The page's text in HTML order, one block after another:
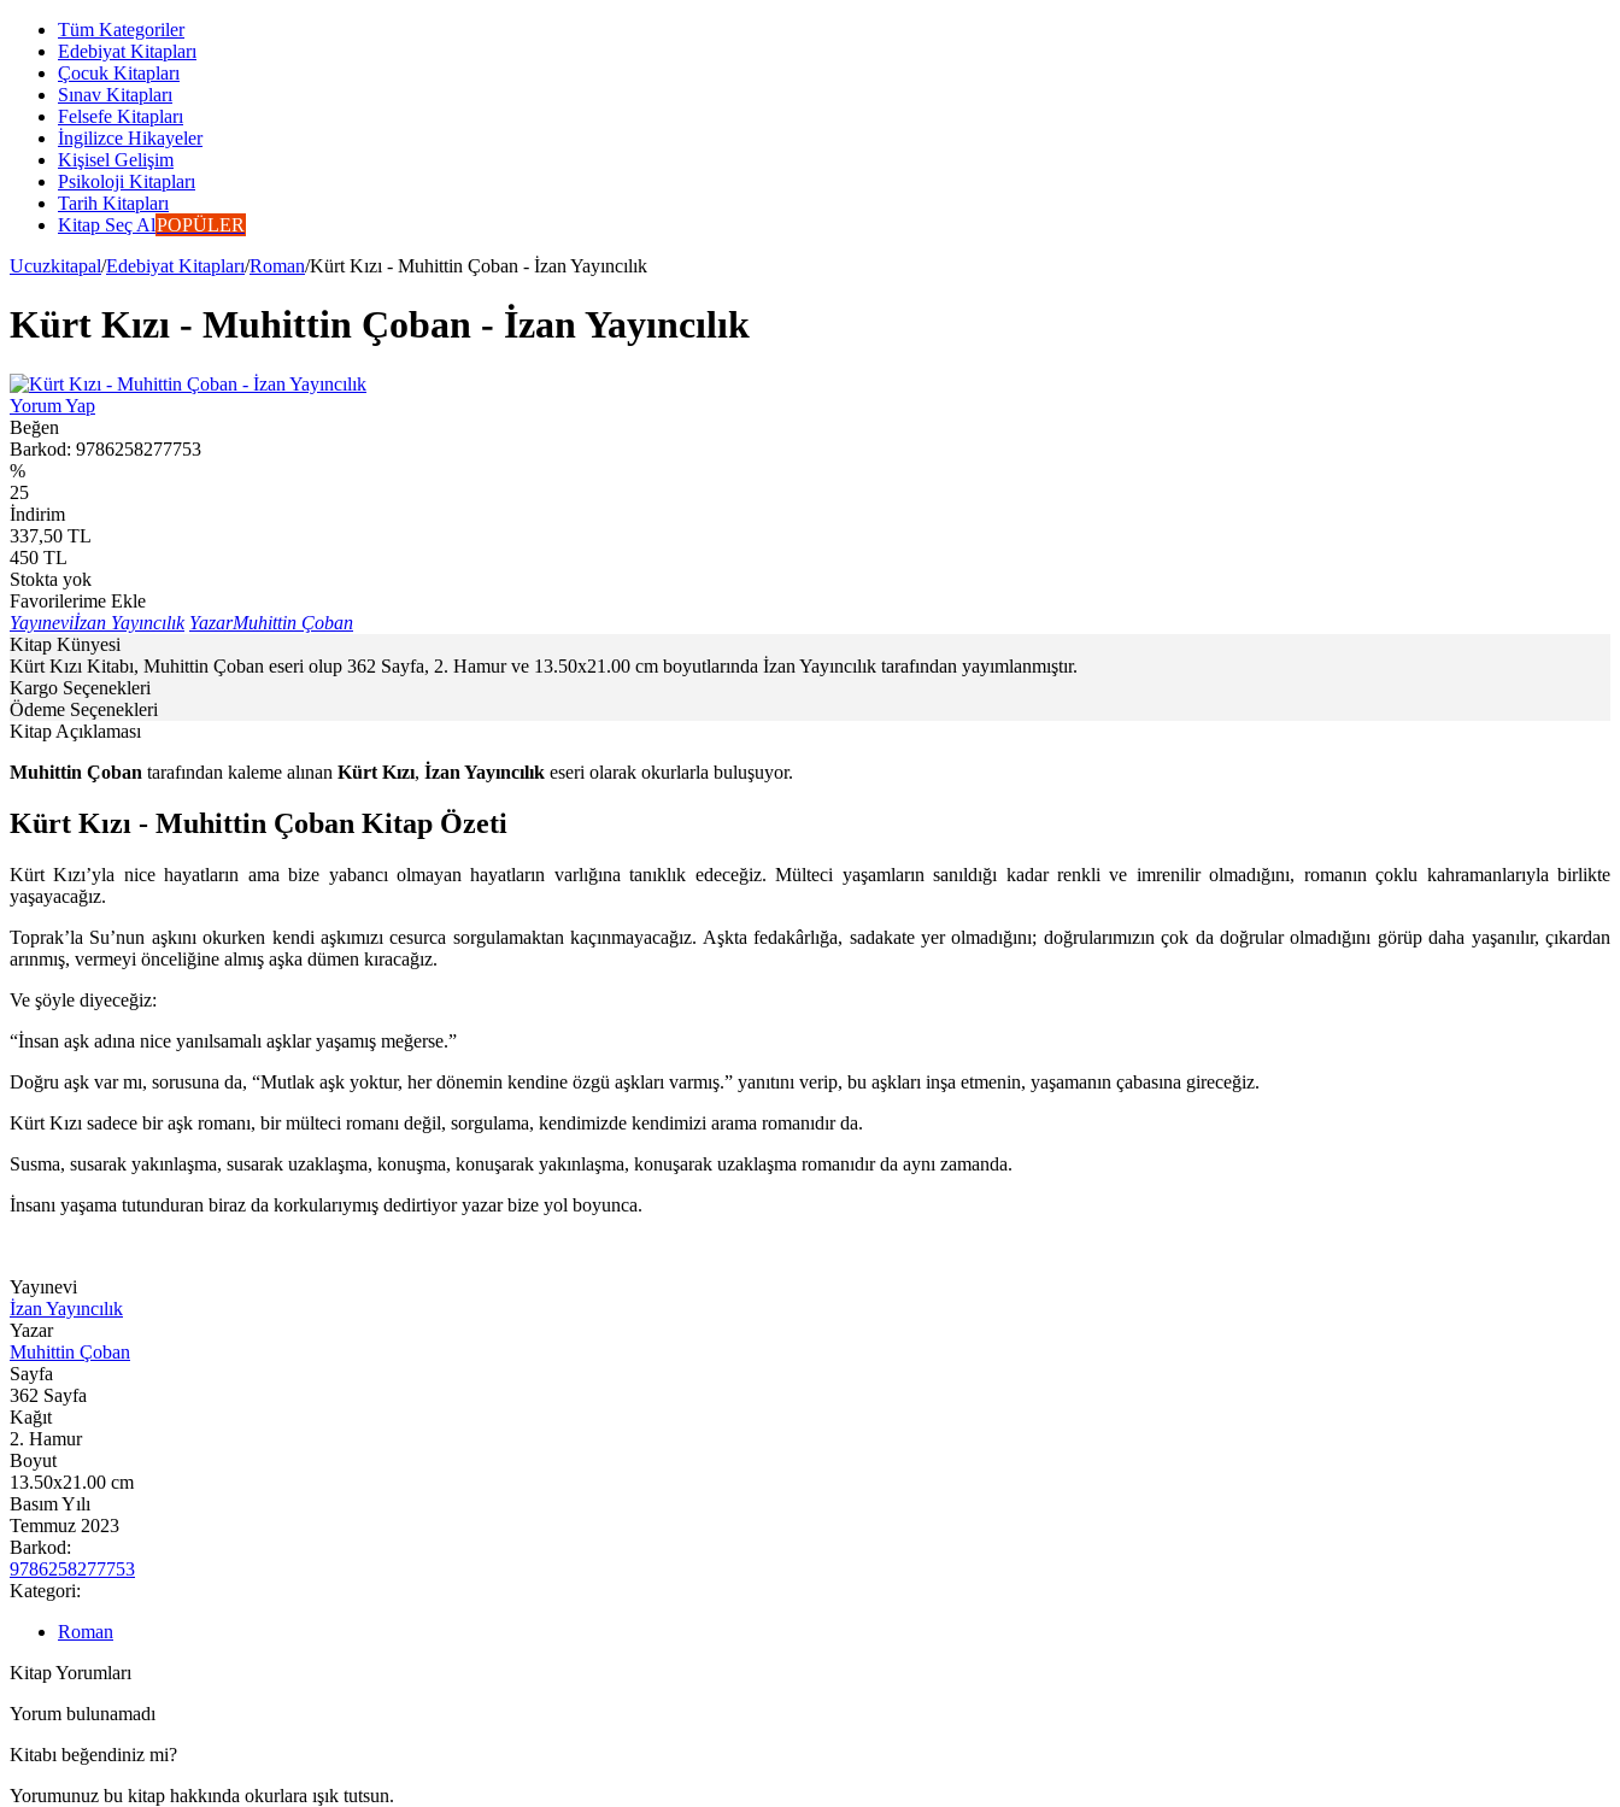
Tüm Kategoriler
Edebiyat Kitapları
Çocuk Kitapları
Sınav Kitapları
Felsefe Kitapları
İngilizce Hikayeler
Kişisel Gelişim
Psikoloji Kitapları
Tarih Kitapları
Kitap Seç AlPOPÜLER
Ucuzkitapal/Edebiyat Kitapları/Roman/Kürt Kızı - Muhittin Çoban - İzan Yayıncılık
Kürt Kızı - Muhittin Çoban - İzan Yayıncılık
Yorum Yap
Beğen
Barkod: 9786258277753
%
25
İndirim
337,50 TL
450 TL
Stokta yok
Favorilerime Ekle
Yayıneviİzan Yayıncılık YazarMuhittin Çoban
Kitap Künyesi
Kürt Kızı Kitabı, Muhittin Çoban eseri olup 362 Sayfa, 2. Hamur ve 13.50x21.00 cm boyutlarında İzan Yayıncılık tarafından yayımlanmıştır.
Kargo Seçenekleri
Ödeme Seçenekleri
Kitap Açıklaması
Muhittin Çoban tarafından kaleme alınan Kürt Kızı, İzan Yayıncılık eseri olarak okurlarla buluşuyor.
Kürt Kızı - Muhittin Çoban Kitap Özeti
Kürt Kızı’yla nice hayatların ama bize yabancı olmayan hayatların varlığına tanıklık edeceğiz. Mülteci yaşamların sanıldığı kadar renkli ve imrenilir olmadığını, romanın çoklu kahramanlarıyla birlikte
yaşayacağız.
Toprak’la Su’nun aşkını okurken kendi aşkımızı cesurca sorgulamaktan kaçınmayacağız. Aşkta fedakârlığa, sadakate yer olmadığını; doğrularımızın çok da doğrular olmadığını görüp daha yaşanılır, çıkardan
arınmış, vermeyi önceliğine almış aşka dümen kıracağız.
Ve şöyle diyeceğiz:
“İnsan aşk adına nice yanılsamalı aşklar yaşamış meğerse.”
Doğru aşk var mı, sorusuna da, “Mutlak aşk yoktur, her dönemin kendine özgü aşkları varmış.” yanıtını verip, bu aşkları inşa etmenin, yaşamanın çabasına gireceğiz.
Kürt Kızı sadece bir aşk romanı, bir mülteci romanı değil, sorgulama, kendimizde kendimizi arama romanıdır da.
Susma, susarak yakınlaşma, susarak uzaklaşma, konuşma, konuşarak yakınlaşma, konuşarak uzaklaşma romanıdır da aynı zamanda.
İnsanı yaşama tutunduran biraz da korkularıymış dedirtiyor yazar bize yol boyunca.
Yayınevi
İzan Yayıncılık
Yazar
Muhittin Çoban
Sayfa
362 Sayfa
Kağıt
2. Hamur
Boyut
13.50x21.00 cm
Basım Yılı
Temmuz 2023
Barkod:
9786258277753
Kategori:
Roman
Kitap Yorumları
Yorum bulunamadı
Kitabı beğendiniz mi?
Yorumunuz bu kitap hakkında okurlara ışık tutsun.